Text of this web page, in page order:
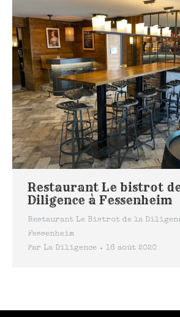
Restaurant Le bistrot
Diligence à Fessenheim
Restaurant Le Bistrot de la
Fessenheim
Par La Diligence 16 août 2020